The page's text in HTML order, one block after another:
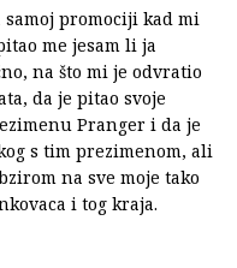
promociji kad mi
me jesam li ja
na što mi je odvratio
da je pitao svoje
Pranger i da je
s tim prezimenom, ali
na sve moje tako
i tog kraja.